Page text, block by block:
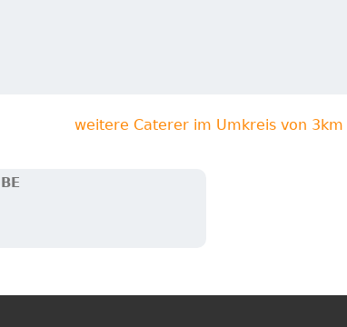
weitere Caterer im Umkreis von 3km